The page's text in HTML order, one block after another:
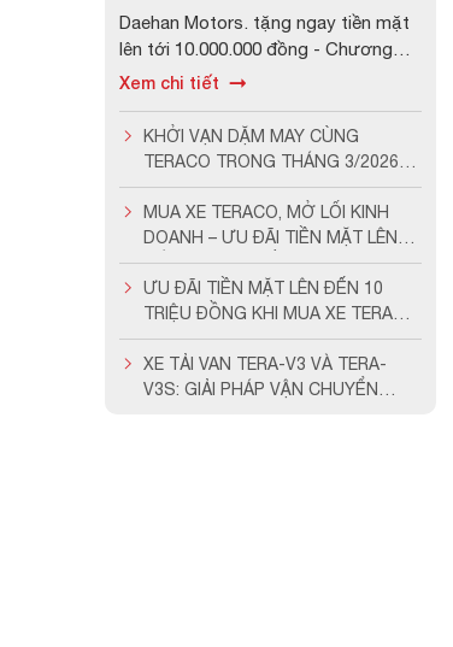
MOTORS
Daehan Motors. tặng ngay tiền mặt
lên tới 10.000.000 đồng - Chương
trình ưu đãi hấp dẫn tr...
Xem chi tiết
KHỞI VẠN DẶM MAY CÙNG
TERACO TRONG THÁNG 3/2026
VỚI NGẬP TRÀN ƯU ĐÃI & QUÀ
TẶNG
MUA XE TERACO, MỞ LỐI KINH
DOANH – ƯU ĐÃI TIỀN MẶT LÊN
ĐẾN 10 TRIỆU ĐỒNG TRONG
THÁNG 7/2026
ƯU ĐÃI TIỀN MẶT LÊN ĐẾN 10
TRIỆU ĐỒNG KHI MUA XE TERACO
THÁNG 6/2026
XE TẢI VAN TERA-V3 VÀ TERA-
V3S: GIẢI PHÁP VẬN CHUYỂN